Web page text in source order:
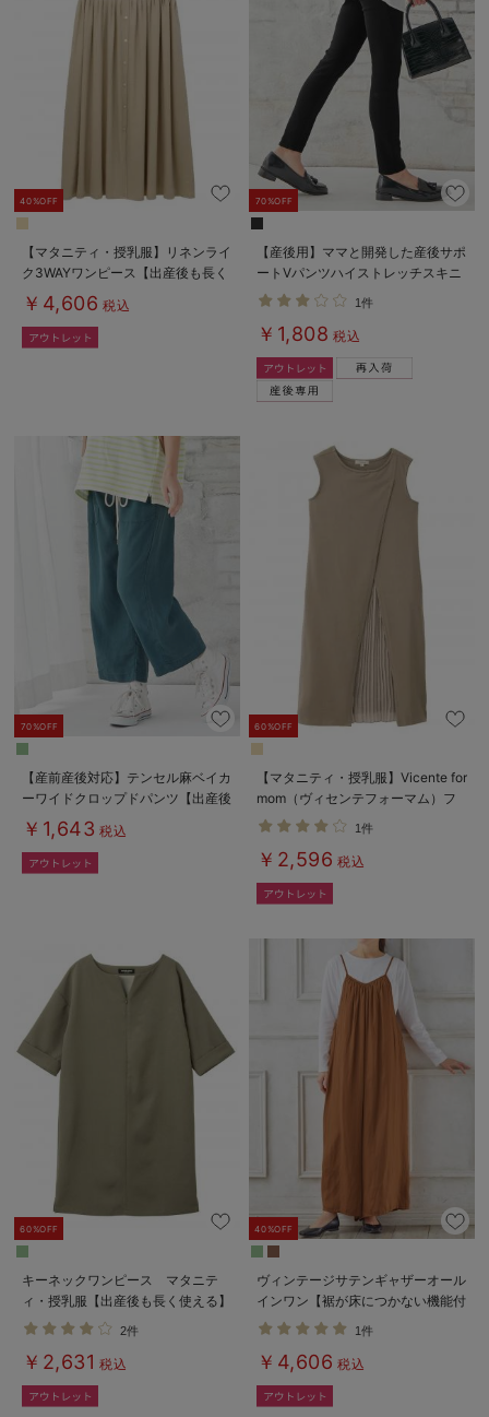
40%OFF
【マタニティ・授乳服】リネンライ
ク3WAYワンピース【出産後も長く
使える】
￥4,606 税込
70%OFF
【産後用】ママと開発した産後サポ
ートVパンツハイストレッチスキニ
ー
1件
￥1,808 税込
70%OFF
【産前産後対応】テンセル麻ベイカ
ーワイドクロップドパンツ【出産後
も長く使える】
￥1,643 税込
60%OFF
【マタニティ・授乳服】Vicente for
mom（ヴィセンテフォーマム）フ
ロントプリーツワンピース【出産後
1件
￥2,596 税込
60%OFF
キーネックワンピース マタニテ
ィ・授乳服【出産後も長く使える】
2件
￥2,631 税込
40%OFF
ヴィンテージサテンギャザーオール
インワン【裾が床につかない機能付
き】 マタニティ・授乳服【出産後
1件
￥4,606 税込